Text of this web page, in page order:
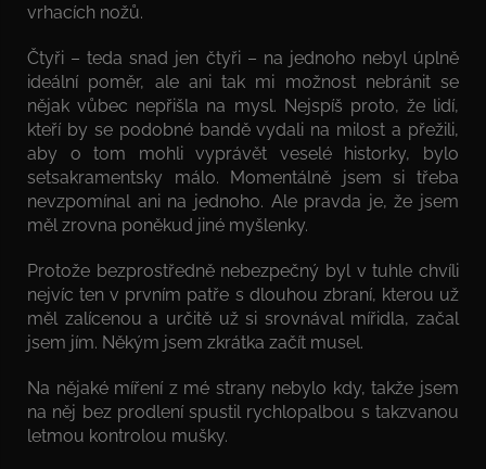
vrhacích nožů.
Čtyři – teda snad jen čtyři – na jednoho nebyl úplně
ideální poměr, ale ani tak mi možnost nebránit se
nějak vůbec nepřišla na mysl. Nejspíš proto, že lidí,
kteří by se podobné bandě vydali na milost a přežili,
aby o tom mohli vyprávět veselé historky, bylo
setsakramentsky málo. Momentálně jsem si třeba
nevzpomínal ani na jednoho. Ale pravda je, že jsem
měl zrovna poněkud jiné myšlenky.
Protože bezprostředně nebezpečný byl v tuhle chvíli
nejvíc ten v prvním patře s dlouhou zbraní, kterou už
měl zalícenou a určitě už si srovnával mířidla, začal
jsem jím. Někým jsem zkrátka začít musel.
Na nějaké míření z mé strany nebylo kdy, takže jsem
na něj bez prodlení spustil rychlopalbou s takzvanou
letmou kontrolou mušky.